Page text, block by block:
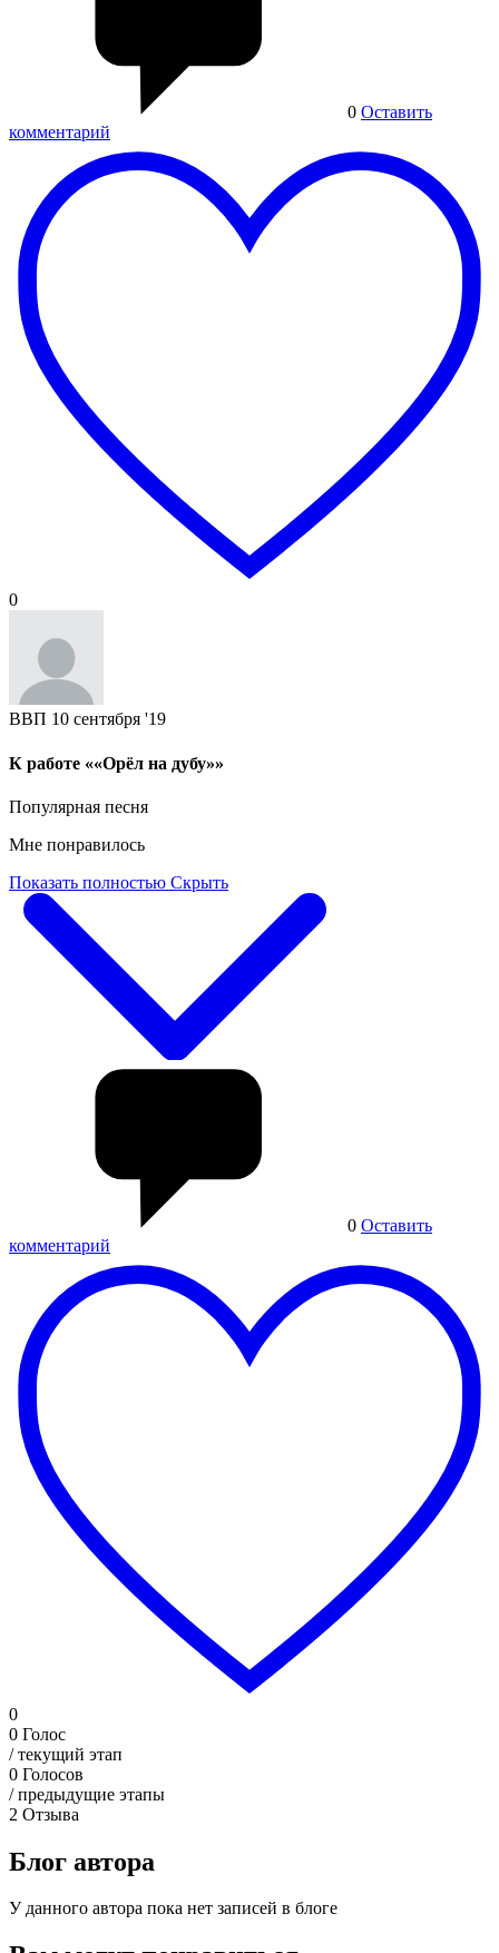
0 Оставить
комментарий
0
ВВП 10 сентября '19
К работе ««Орёл на дубу»»
Популярная песня
Мне понравилось
Показать полностью Скрыть
0 Оставить
комментарий
0
0 Голос
/ текущий этап
0 Голосов
/ предыдущие этапы
2 Отзыва
Блог автора
У данного автора пока нет записей в блоге